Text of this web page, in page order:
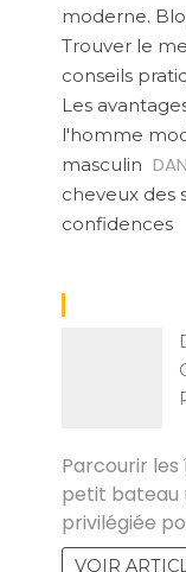
moderne.
Trouver le
conseils
Les
l'homme
masculin
cheveux des
confidences
Parcourir les
petit bateau
privilégiée
VOIR